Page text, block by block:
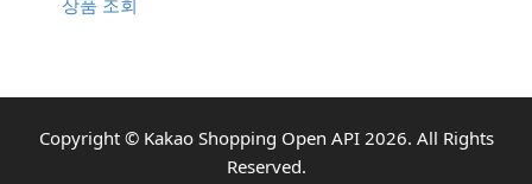
Copyright © Kakao Shopping Open API 2026. All Rights
Reserved.